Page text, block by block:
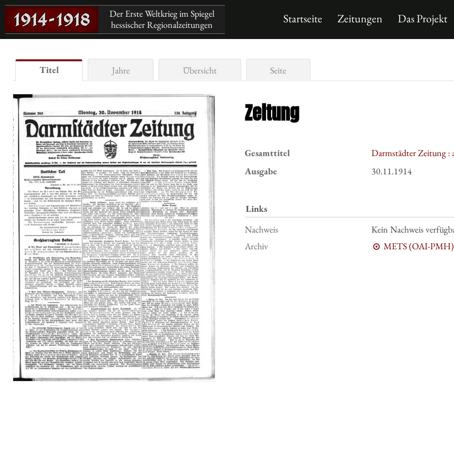
Der Erste Weltkrieg im Spiegel
hessischer Regionalzeitungen
Startseite Zeitungen Das Projekt
Titel Jahre Übersicht Seite
Zeitung
Gesamttitel
Darmstädter Zeitung :
Ausgabe
30.11.1914
Links
Nachweis
Kein Nachweis
Archiv
METS (OAI-PMH)